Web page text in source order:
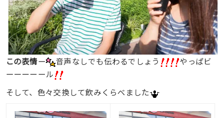
この表情ー 音声なしでも伝わるでしょう
やっぱビ
ーーーーール
そして、色々交換して飲みくらべました